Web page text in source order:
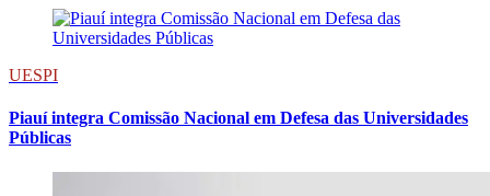
UESPI
Piauí integra Comissão Nacional em Defesa das Universidades
Públicas